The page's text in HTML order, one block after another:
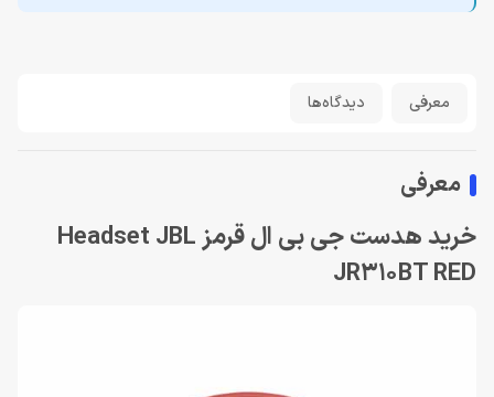
معرفی دیدگاه‌ها
معرفی
خرید هدست جی بی ال قرمز Headset JBL
JR310BT RED